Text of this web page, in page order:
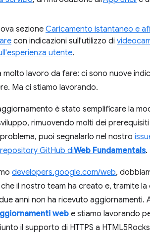
sezione Caricamento istantaneo e
con indicazioni sull'utilizzo di
utente.
lavoro da fare: ci sono nuove
Ma ci stiamo lavorando.
è stato semplificare la
rimuovendo molti dei
puoi segnalarlo nel nostro
repository GitHub diWeb Fundamentals.
developers.google.com/web,
il nostro team ha creato e, tramite
anni non ha ricevuto
web e stiamo lavorando
il supporto di HTTPS a